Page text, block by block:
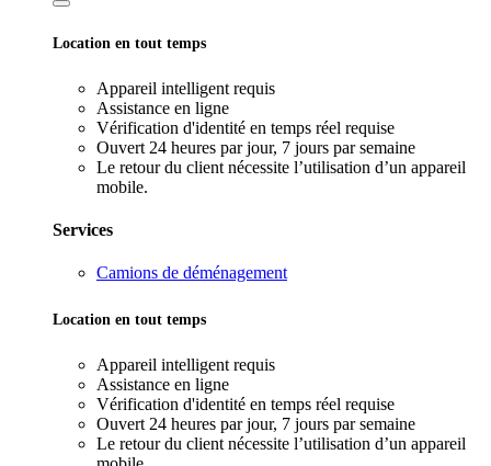
Location en tout temps
Appareil intelligent requis
Assistance en ligne
Vérification d'identité en temps réel requise
Ouvert 24 heures par jour, 7 jours par semaine
Le retour du client nécessite l’utilisation d’un appareil
mobile.
Services
Camions de déménagement
Location en tout temps
Appareil intelligent requis
Assistance en ligne
Vérification d'identité en temps réel requise
Ouvert 24 heures par jour, 7 jours par semaine
Le retour du client nécessite l’utilisation d’un appareil